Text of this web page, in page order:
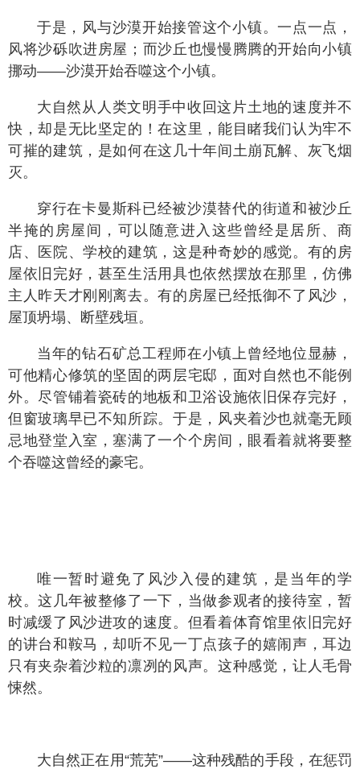
于是，风与沙漠开始接管这个小镇。一点一点，
风将沙砾吹进房屋；而沙丘也慢慢腾腾的开始向小镇
挪动——沙漠开始吞噬这个小镇。
大自然从人类文明手中收回这片土地的速度并不
快，却是无比坚定的！在这里，能目睹我们认为牢不
可摧的建筑，是如何在这几十年间土崩瓦解、灰飞烟
灭。
穿行在卡曼斯科已经被沙漠替代的街道和被沙丘
半掩的房屋间，可以随意进入这些曾经是居所、商
店、医院、学校的建筑，这是种奇妙的感觉。有的房
屋依旧完好，甚至生活用具也依然摆放在那里，仿佛
主人昨天才刚刚离去。有的房屋已经抵御不了风沙，
屋顶坍塌、断壁残垣。
当年的钻石矿总工程师在小镇上曾经地位显赫，
可他精心修筑的坚固的两层宅邸，面对自然也不能例
外。尽管铺着瓷砖的地板和卫浴设施依旧保存完好，
但窗玻璃早已不知所踪。于是，风夹着沙也就毫无顾
忌地登堂入室，塞满了一个个房间，眼看着就将要整
个吞噬这曾经的豪宅。
唯一暂时避免了风沙入侵的建筑，是当年的学
校。这几年被整修了一下，当做参观者的接待室，暂
时减缓了风沙进攻的速度。但看着体育馆里依旧完好
的讲台和鞍马，却听不见一丁点孩子的嬉闹声，耳边
只有夹杂着沙粒的凛冽的风声。这种感觉，让人毛骨
悚然。
大自然正在用“荒芜”——这种残酷的手段，在惩罚